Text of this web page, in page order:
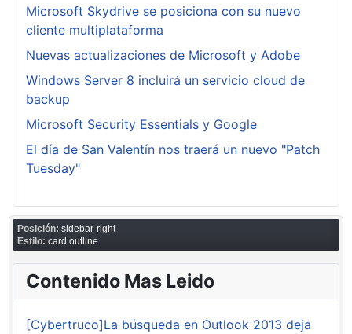
Microsoft Skydrive se posiciona con su nuevo
cliente multiplataforma
Nuevas actualizaciones de Microsoft y Adobe
Windows Server 8 incluirá un servicio cloud de
backup
Microsoft Security Essentials y Google
El día de San Valentín nos traerá un nuevo "Patch
Tuesday"
Posición: sidebar-right
Estilo: card outline
Contenido Mas Leido
[Cybertruco]La búsqueda en Outlook 2013 deja